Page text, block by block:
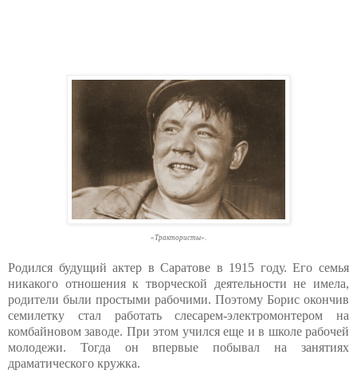
«Трактористы».
Родился будущий актер в Саратове в 1915 году. Его семья
никакого отношения к творческой деятельности не имела,
родители были простыми рабочими. Поэтому Борис окончив
семилетку стал работать слесарем-электромонтером на
комбайновом заводе. При этом учился еще и в школе рабочей
молодежи. Тогда он впервые побывал на занятиях
драматического кружка.